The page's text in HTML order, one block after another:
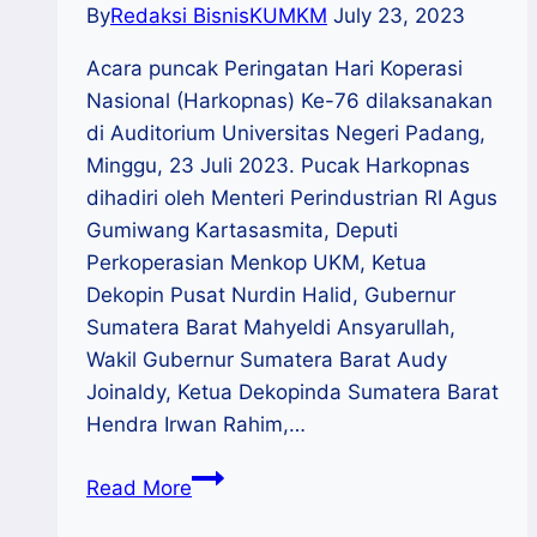
ByRedaksi BisnisKUMKM July 23, 2023
Acara puncak Peringatan Hari Koperasi
Nasional (Harkopnas) Ke-76 dilaksanakan
di Auditorium Universitas Negeri Padang,
Minggu, 23 Juli 2023. Pucak Harkopnas
dihadiri oleh Menteri Perindustrian RI Agus
Gumiwang Kartasasmita, Deputi
Perkoperasian Menkop UKM, Ketua
Dekopin Pusat Nurdin Halid, Gubernur
Sumatera Barat Mahyeldi Ansyarullah,
Wakil Gubernur Sumatera Barat Audy
Joinaldy, Ketua Dekopinda Sumatera Barat
Hendra Irwan Rahim,…
Read MorePuncak